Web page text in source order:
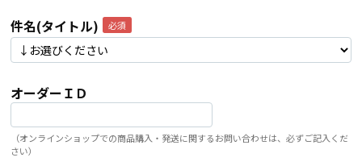
件名(タイトル)
オーダーＩＤ
（オンラインショップでの商品購入・発送に関するお問い合わせは、必ずご記入くだ
さい）